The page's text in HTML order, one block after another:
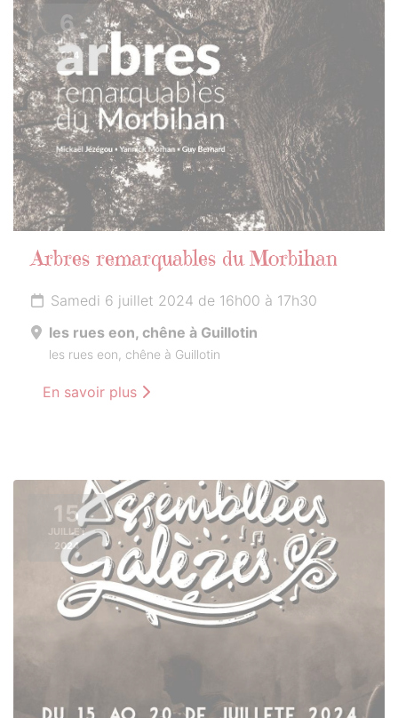
6
JUILLET
2024
Arbres remarquables du Morbihan
Samedi 6 juillet 2024 de 16h00 à 17h30
les rues eon, chêne à Guillotin
les rues eon, chêne à Guillotin
En savoir plus
15
JUILLET
2024